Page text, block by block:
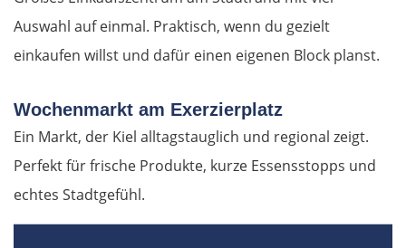
Auswahl auf einmal. Praktisch, wenn du gezielt
einkaufen willst und dafür einen eigenen Block planst.
Wochenmarkt am Exerzierplatz
Ein Markt, der Kiel alltagstauglich und regional zeigt.
Perfekt für frische Produkte, kurze Essensstopps und
echtes Stadtgefühl.